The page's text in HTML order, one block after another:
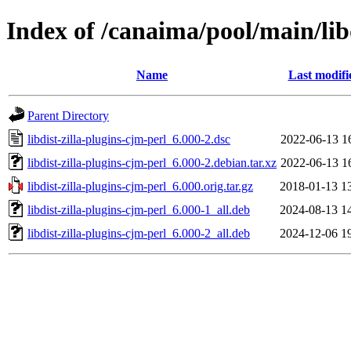
Index of /canaima/pool/main/
Name Last
Parent Directory
libdist-zilla-plugins-cjm-perl_6.000-2.dsc
2022-06-13
libdist-zilla-plugins-cjm-perl_6.000-2.debian.tar.xz 2022-06-13
libdist-zilla-plugins-cjm-perl_6.000.orig.tar.gz
2018-01-13
libdist-zilla-plugins-cjm-perl_6.000-1_all.deb
2024-08-13
libdist-zilla-plugins-cjm-perl_6.000-2_all.deb
2024-12-06